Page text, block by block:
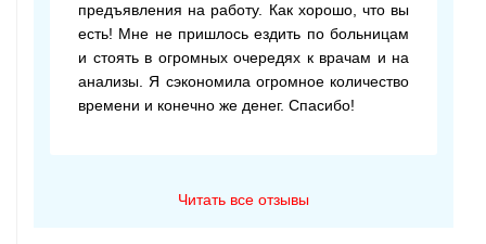
предъявления на работу. Как хорошо, что вы
есть! Мне не пришлось ездить по больницам
и стоять в огромных очередях к врачам и на
анализы. Я сэкономила огромное количество
времени и конечно же денег. Спасибо!
Читать все отзывы